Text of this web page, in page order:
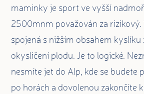
maminky je sport ve vyšší
2500mnm považován za rizikový.
spojená s nižším obsahem kyslíku
okysličení plodu. Je to logické.
nesmíte jet do Alp, kde se budete
po horách a dovolenou zakončíte